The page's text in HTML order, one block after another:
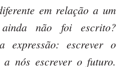
em relação a um
não foi escrito?
expressão: escrever o
nós escrever o futuro.